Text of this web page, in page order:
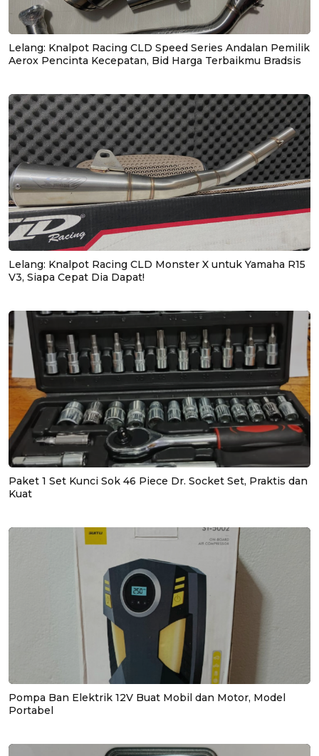
Lelang: Knalpot Racing CLD Speed Series Andalan Pemilik
Aerox Pencinta Kecepatan, Bid Harga Terbaikmu Bradsis
Lelang: Knalpot Racing CLD Monster X untuk Yamaha R15
V3, Siapa Cepat Dia Dapat!
Paket 1 Set Kunci Sok 46 Piece Dr. Socket Set, Praktis dan
Kuat
Pompa Ban Elektrik 12V Buat Mobil dan Motor, Model
Portabel